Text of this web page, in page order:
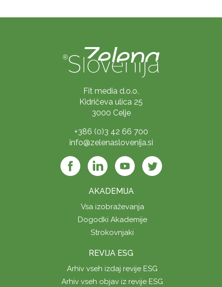
Fit media d.o.o.
Kidričeva ulica 25
3000 Celje
+386 (0)3 42 66 700
info@zelenaslovenija.si
AKADEMIJA
Vsa izobraževanja
Dogodki Akademije
Strokovnjaki
REVIJA ESG
Arhiv vseh izdaj revije ESG
Arhiv vseh objav iz revije ESG